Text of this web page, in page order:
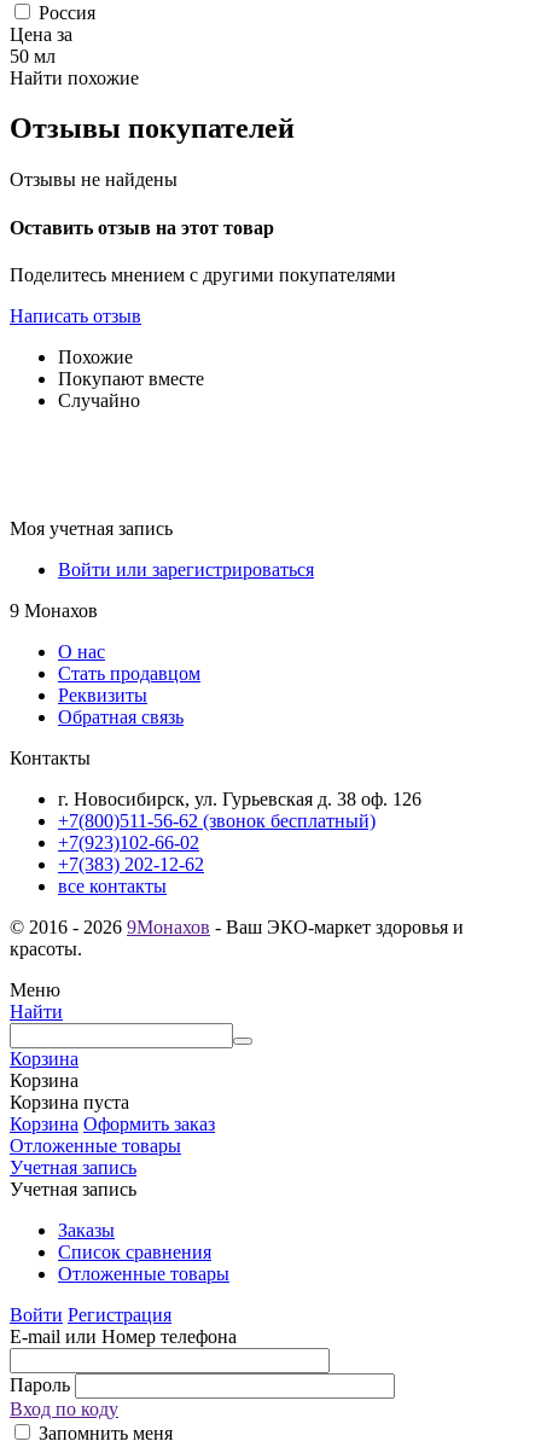
Россия
Цена за
50 мл
Найти похожие
Отзывы покупателей
Отзывы не найдены
Оставить отзыв на этот товар
Поделитесь мнением с другими покупателями
Написать отзыв
Похожие
Покупают вместе
Случайно
Моя учетная запись
Войти или зарегистрироваться
9 Монахов
О нас
Стать продавцом
Реквизиты
Обратная связь
Контакты
г. Новосибирск, ул. Гурьевская д. 38 оф. 126
+7(800)511-56-62 (звонок бесплатный)
+7(923)102-66-02
+7(383) 202-12-62
все контакты
© 2016 - 2026 9Монахов - Ваш ЭКО-маркет здоровья и
красоты.
Меню
Найти
Корзина
Корзина
Корзина пуста
Корзина Оформить заказ
Отложенные товары
Учетная запись
Учетная запись
Заказы
Список сравнения
Отложенные товары
Войти Регистрация
E-mail или Номер телефона
Пароль
Вход по коду
Запомнить меня